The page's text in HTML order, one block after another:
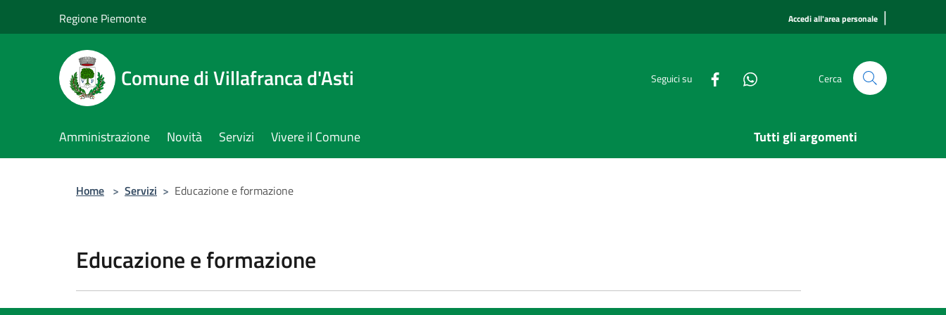
Regione Piemonte Accedi all'area personale |
Comune di Villafranca d'Asti Seguici su Cerca
Amministrazione Novità Servizi Vivere il Comune Tutti gli argomenti
Home > Servizi > Educazione e formazione
Educazione e formazione